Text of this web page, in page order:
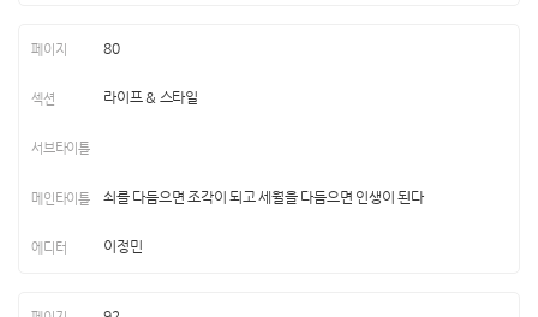
80
라이프 & 스타일
쇠를 다듬으면 조각이 되고 세월을 다듬으면 인생이 된다
이정민